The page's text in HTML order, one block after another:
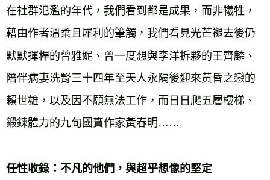
在社群氾濫的年代，我們看到都是成果，而非犧牲，
藉由作者溫柔且犀利的筆觸，我們看見光芒褪去後仍
默默揮桿的曾雅妮、曾一度想與李洋拆夥的王齊麟、
陪伴病妻洗腎三十四年至天人永隔後迎來黃昏之戀的
賴世雄，以及因不願無法工作，而日日爬五層樓梯、
鍛鍊體力的九旬國寶作家黃春明……
任性收錄：不凡的他們，與超乎想像的堅定